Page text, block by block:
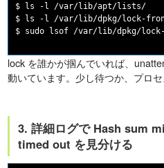
$ ls -l /var/lib/apt/lists/
$ ls -l /var/lib/dpkg/lock-
lock を誰かが掴んでいれば、
動いています。少し待つか、プロ
3. 詳細ログで Hash sum
timed out を見分ける